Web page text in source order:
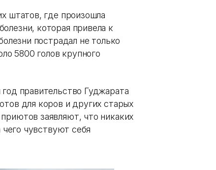
штатов, где произошла
которая привела к
пострадал не только
5800 голов крупного
правительство Гуджарата
для коров и других старых
заявляют, что никаких
чего чувствуют себя